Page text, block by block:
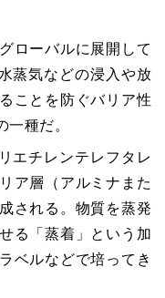
ローバルに展開して
蒸気などの浸入や放
ことを防ぐバリア性
種だ。
エチレンテレフタレ
ア層（アルミナまた
される。物質を蒸発
る「蒸着」という加
ベルなどで培ってき